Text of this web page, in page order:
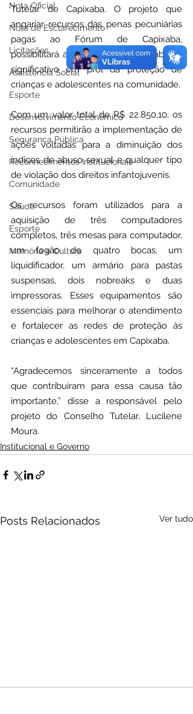
Nota Oficial
Nota de Esclarecimento
Licitações
Assistência Social
Esporte
Desenvolvimento Econômico
Segurança Pública
Reconhecimentos Institucionais
Comunidade
Saúde
Esporte
Memória e Cultura
Tutelar de Capixaba. O projeto que
angariar recursos das penas pecuniárias
pagas ao Fórum de Capixaba,
possibilitará a realização de um trabalho
significativo em prol da proteção de
crianças e adolescentes na comunidade.
Com um valor total de R$ 22.850,10, os
recursos permitirão a implementação de
ações voltadas para a diminuição dos
índices de abuso sexual e qualquer tipo
de violação dos direitos infantojuvenis.
Os recursos foram utilizados para a
aquisição de três computadores
completos, três mesas para computador,
um fogão de quatro bocas, um
liquidificador, um armário para pastas
suspensas, dois nobreaks e duas
impressoras. Esses equipamentos são
essenciais para melhorar o atendimento
e fortalecer as redes de proteção às
crianças e adolescentes em Capixaba.
“Agradecemos sinceramente a todos
que contribuíram para essa causa tão
importante,” disse a responsável pelo
projeto do Conselho Tutelar, Lucilene
Moura.
Institucional e Governo
Posts Relacionados Ver tudo